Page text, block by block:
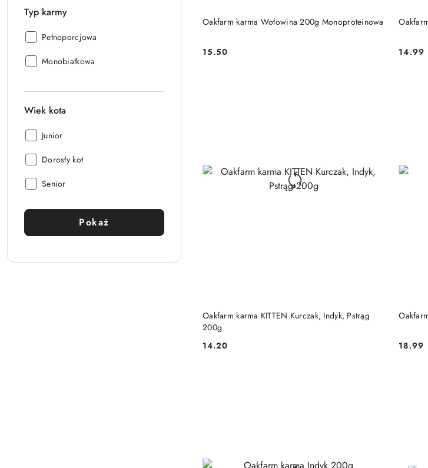
Typ karmy
Typ
Pełnoporcjowa
Typ
Monobiałkowa
Wiek kota
Wiek
Junior
Wiek
Dorosły kot
Wiek
Senior
Pokaż
Oakfarm karma Wołowina 200g Monoproteinowa
Cena:
15.50
DO KOSZYKA
Cena:
14.99
Oakfarm karma KITTEN Kurczak, Indyk, Pstrąg
200g
Cena:
14.20
DO KOSZYKA
Cena:
18.99